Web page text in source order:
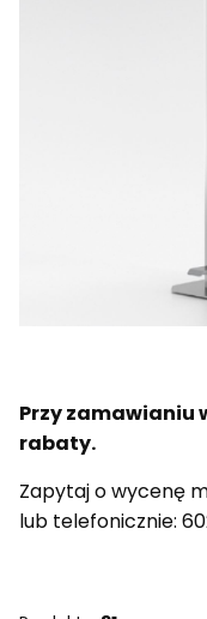
Przy zamawianiu
rabaty.
Zapytaj o wycenę
lub telefonicznie: